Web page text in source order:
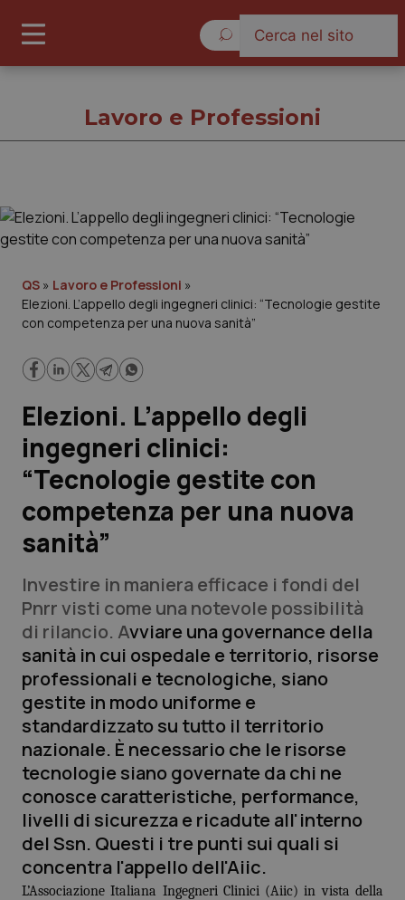
Governo e Parlamento
Regioni e Asl
Lavoro e Professioni
Scienza e Farmaci
Studi e Analisi
Lettere al direttore
Edizioni Regionali
QS Pro
Professionisti Sanitari.AI
Abruzzo
Basilicata
Calabria
Campania
QS Pro Gold
Artrite & artrosi
Asma & BPCO
Car-T
QS Club Newsletter
Lavoro e Professioni
QS » Lavoro e Professioni »
Elezioni. L’appello degli ingegneri clinici: “Tecnologie gestite
con competenza per una nuova sanità”
Elezioni. L’appello degli
ingegneri clinici:
“Tecnologie gestite con
competenza per una nuova
sanità”
Investire in maniera efficace i fondi del
Pnrr visti come una notevole possibilità
di rilancio. Avviare una governance della
sanità in cui ospedale e territorio, risorse
professionali e tecnologiche, siano
gestite in modo uniforme e
standardizzato su tutto il territorio
nazionale. È necessario che le risorse
tecnologie siano governate da chi ne
conosce caratteristiche, performance,
livelli di sicurezza e ricadute all'interno
del Ssn. Questi i tre punti sui quali si
concentra l'appello dell'Aiic.
L’Associazione Italiana Ingegneri Clinici (Aiic) in vista della